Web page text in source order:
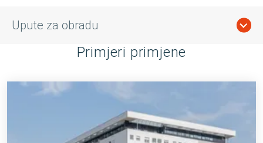
Upute za obradu
Primjeri primjene